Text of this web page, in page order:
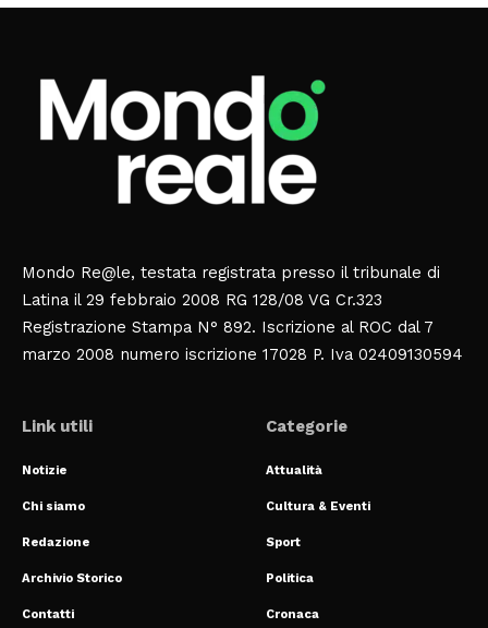
Mondo Re@le, testata registrata presso il tribunale di
Latina il 29 febbraio 2008 RG 128/08 VG Cr.323
Registrazione Stampa N° 892. Iscrizione al ROC dal 7
marzo 2008 numero iscrizione 17028 P. Iva 02409130594
Link utili
Notizie
Chi siamo
Redazione
Archivio Storico
Contatti
Categorie
Attualità
Cultura & Eventi
Sport
Politica
Cronaca